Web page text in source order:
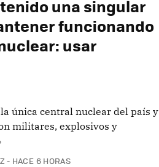
una singular
funcionando
usar
única central nuclear del país y
militares, explosivos y
HACE 6 HORAS